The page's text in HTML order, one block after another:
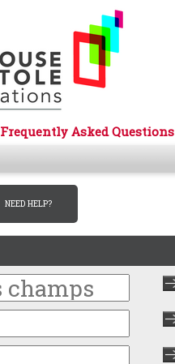
Frequently Asked Questions
NEED HELP?